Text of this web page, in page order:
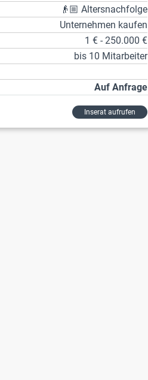
👴🏼 Altersnachfolge
Unternehmen kaufen
1 € - 250.000 €
bis 10 Mitarbeiter
Auf Anfrage
Inserat aufrufen